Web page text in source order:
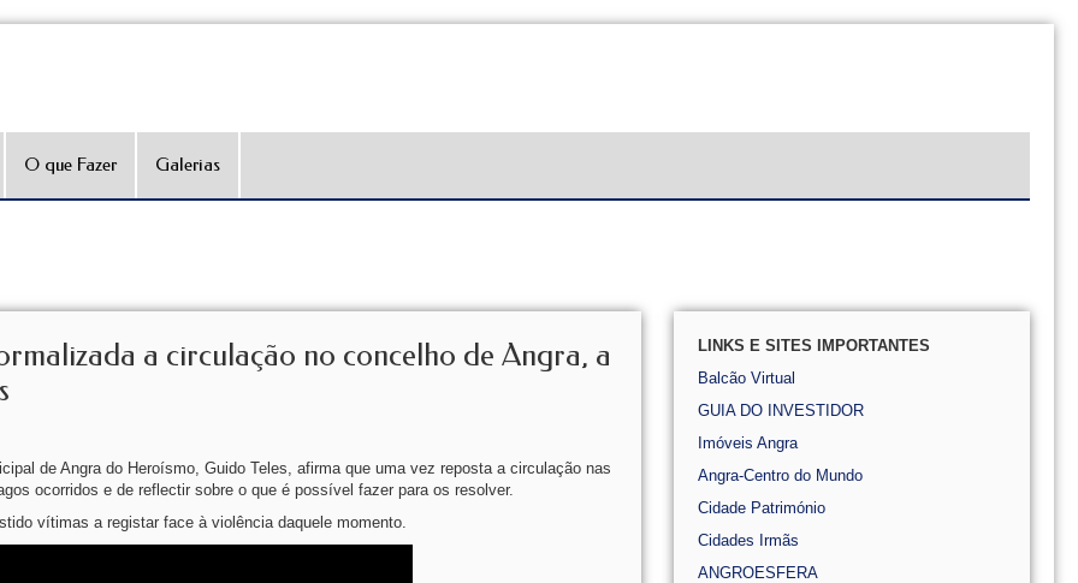
O que Fazer Galerias
a circulação no concelho de Angra, a
de Angra do Heroísmo, Guido Teles, afirma que uma vez reposta a circulação nas
ocorridos e de reflectir sobre o que é possível fazer para os resolver.
vítimas a registar face à violência daquele momento.
LINKS E SITES IMPORTANTES
Balcão Virtual
GUIA DO INVESTIDOR
Imóveis Angra
Angra-Centro do Mundo
Cidade Património
Cidades Irmãs
ANGROESFERA